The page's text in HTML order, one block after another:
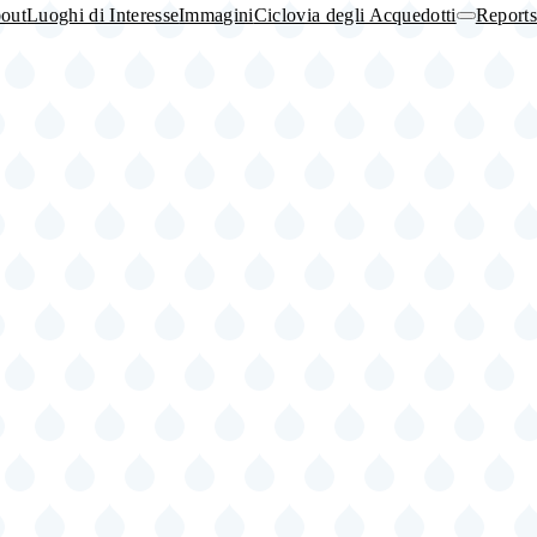
Luoghi di InteresseImmaginiCiclovia degli Acquedotti
Ciclovia
Reports